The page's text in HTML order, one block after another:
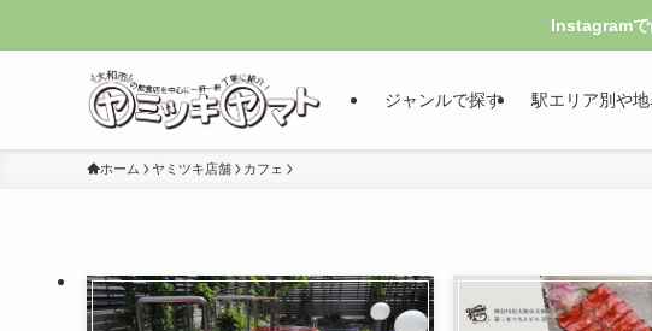
Instagramで
ジャンルで探す 駅エリア別や
ホーム ヤミツキ店舗 カフェ